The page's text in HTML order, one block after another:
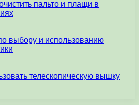
пальто и плащи в
выбору и использованию
телескопическую вышку